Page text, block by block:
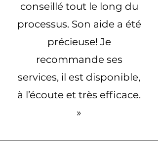
conseillé tout le long du
processus. Son aide a été
précieuse! Je
recommande ses
services, il est disponible,
à l’écoute et très efficace.
»